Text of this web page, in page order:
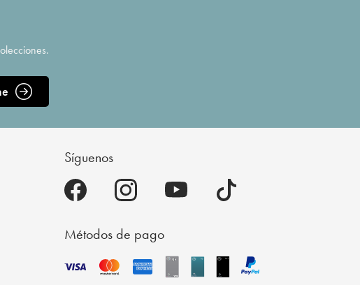
Síguenos
Métodos de pago